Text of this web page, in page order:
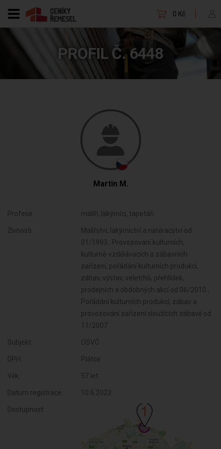
0 Kč
PROFIL Č. 6448
Martin M.
Profese: malíři, lakýrníci, tapetáři
Živnosti:
Malířství, lakýrnictví a natěračství od
01/1993 , Provozování kulturních,
kulturně-vzdělávacích a zábavních
zařízení, pořádání kulturních produkcí,
zábav, výstav, veletrhů, přehlídek,
prodejních a obdobných akcí od 06/2010 ,
Pořádání kulturních produkcí, zábav a
provozování zařízení sloužících zábavě od
11/2007
Subjekt: OSVČ
DPH: Plátce
Věk: 57 let
Datum registrace: 10.6.2023
Dostupnost: